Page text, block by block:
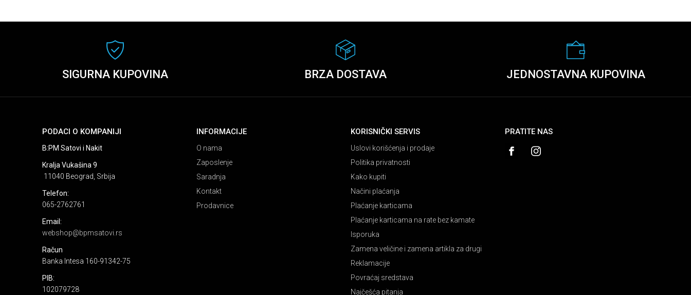
SIGURNA KUPOVINA BRZA DOSTAVA JEDNOSTAVNA KUPOVINA
PODACI O KOMPANIJI
B:PM Satovi i Nakit
Kralja Vukašina 9
11040 Beograd, Srbija
Telefon:
065-2762761
Email:
webshop@bpmsatovi.rs
Račun
Banka Intesa 160-91342-75
PIB:
102079728
INFORMACIJE
O nama
Zaposlenje
Saradnja
Kontakt
Prodavnice
KORISNIČKI SERVIS
Uslovi korišćenja i prodaje
Politika privatnosti
Kako kupiti
Načini plaćanja
Plaćanje karticama
Plaćanje karticama na rate bez kamate
Isporuka
Zamena veličine i zamena artikla za drugi
Reklamacije
Povraćaj sredstava
Najčešća pitanja
PRATITE NAS